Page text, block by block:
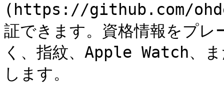
(https://github.com/
証できます。資格情報をプ
く、指紋、Apple Watch、
します。